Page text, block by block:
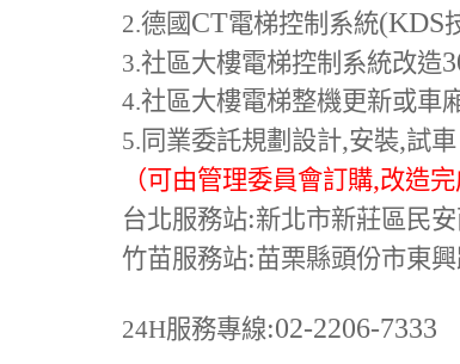
2.德國 CT電梯控制系統(KDS
3.社區大樓電梯控制系統改造
4.社區大樓電梯整機更新或車
5. 同業委託規劃設計,安裝,試車
（可由管理委員會訂購,改造
台北服務站:新北市新莊區民
竹苗服務站:苗栗縣頭份市東
24H服務專線:02-2206-7333